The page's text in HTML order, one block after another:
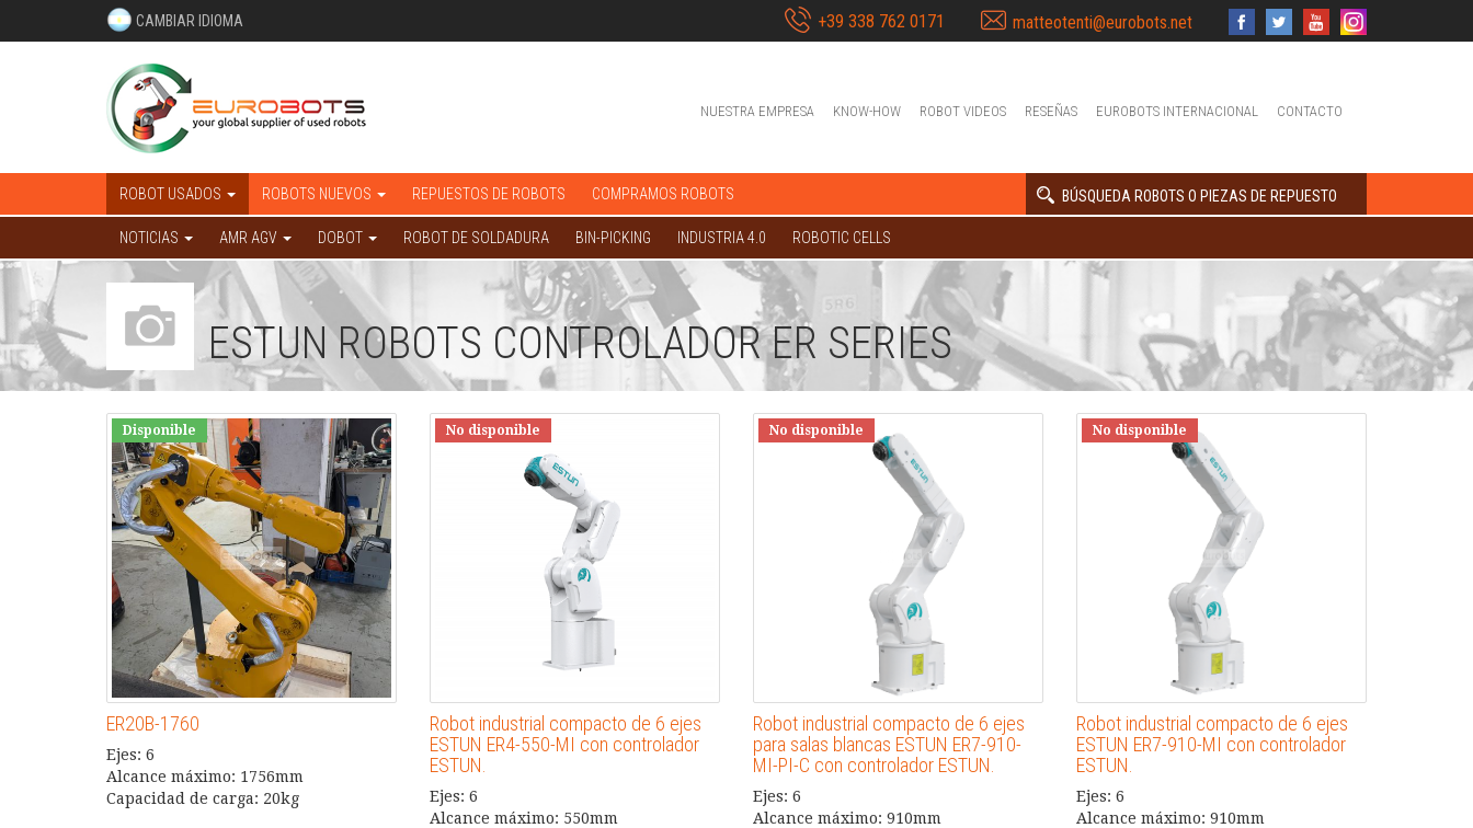
CAMBIAR IDIOMA +39 338 762 0171 matteotenti@eurobots.net
NUESTRA EMPRESA KNOW-HOW ROBOT VIDEOS RESEÑAS EUROBOTS INTERNACIONAL CONTACTO
ROBOT USADOS ROBOTS NUEVOS REPUESTOS DE ROBOTS COMPRAMOS ROBOTS BÚSQUEDA ROBOTS O PIEZAS DE REPUESTO
NOTICIAS AMR AGV DOBOT ROBOT DE SOLDADURA BIN-PICKING INDUSTRIA 4.0 ROBOTIC CELLS
ESTUN ROBOTS CONTROLADOR ER SERIES
Disponible
ER20B-1760
Ejes: 6
Alcance máximo: 1756mm
Capacidad de carga: 20kg
No disponible
Robot industrial compacto de 6 ejes
ESTUN ER4-550-MI con controlador
ESTUN.
Ejes: 6
Alcance máximo: 550mm
No disponible
Robot industrial compacto de 6 ejes
para salas blancas ESTUN ER7-910-
MI-PI-C con controlador ESTUN.
Ejes: 6
Alcance máximo: 910mm
No disponible
Robot industrial compacto de 6 ejes
ESTUN ER7-910-MI con controlador
ESTUN.
Ejes: 6
Alcance máximo: 910mm